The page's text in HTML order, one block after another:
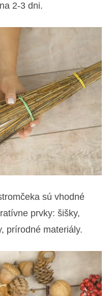
2-3 dni.
sú vhodné
prvky: šišky,
prírodné materiály.